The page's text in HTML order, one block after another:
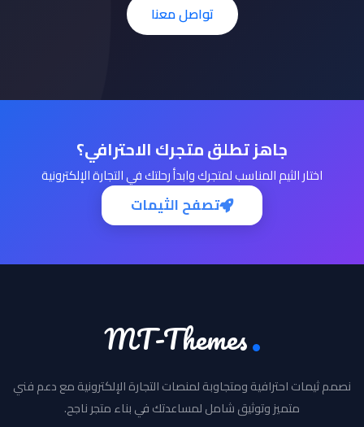
تواصل معنا
جاهز تطلق متجرك الاحترافي؟
اختار الثيم المناسب لمتجرك وابدأ رحلتك في التجارة الإلكترونية
تصفح الثيمات
MT-Themes
نصمم ثيمات احترافية ومتجاوبة لمنصات التجارة الإلكترونية مع دعم فني
متميز وتوثيق شامل لمساعدتك في بناء متجر ناجح.